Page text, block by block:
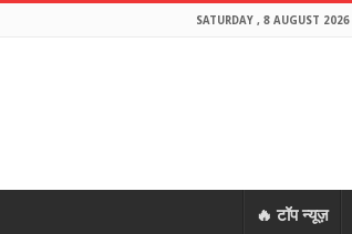
SATURDAY , 8 AUGUST 2026
🔥 टॉप न्यूज़